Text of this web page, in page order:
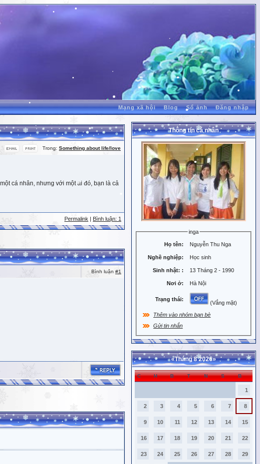
Mạng xã hội Blog Sổ ảnh Đăng nhập
Trong: Something about life/love
cá nhân, nhưng với một ai đó, bạn là cả
Permalink Bình luận: 1
Bình luận #1
Thông tin cá nhân
inga
Họ tên: Nguyễn Thu Nga
Nghề nghiệp: Học sinh
Sinh nhật: : 13 Tháng 2 - 1990
Nơi ở: Hà Nội
Trạng thái:
(Vắng mặt)
Thêm vào nhóm bạn bè
Gửi tin nhắn
«Tháng 8 2026»
C H B T N S B
1
2 3 4 5 6 7 8
9 10 11 12 13 14 15
16 17 18 19 20 21 22
23 24 25 26 27 28 29